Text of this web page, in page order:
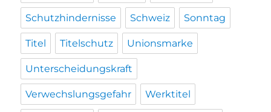
Schutzhindernisse Schweiz Sonntag
Titel Titelschutz Unionsmarke
Unterscheidungskraft
Verwechslungsgefahr Werktitel